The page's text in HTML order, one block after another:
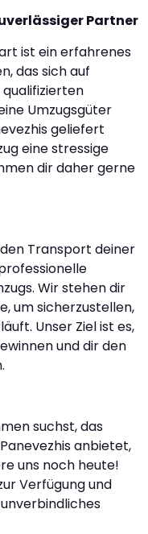
Partner
ist ein erfahrenes
das sich auf
qualifizierten
Umzugsgüter
geliefert
eine stressige
dir daher gerne
Transport deiner
Wir stehen dir
um sicherzustellen,
Unser Ziel ist es,
und dir den
suchst, das
anbietet,
uns noch heute!
Verfügung und